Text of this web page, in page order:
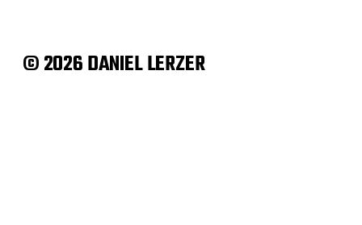
© 2026 DANIEL LERZER